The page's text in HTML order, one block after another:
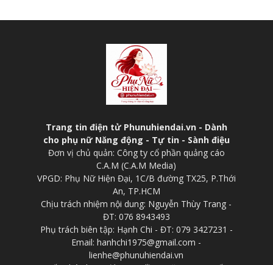
Trang tin điện tử Phunuhiendai.vn - Dành
cho phụ nữ Năng động - Tự tin - Sành điệu
Đơn vị chủ quản: Công ty cổ phần quảng cáo
C.A.M (C.A.M Media)
VPGD: Phụ Nữ Hiện Đại, 1C/B đường TX25, P.Thới
An, TP.HCM
Chịu trách nhiệm nội dung: Nguyễn Thùy Trang -
ĐT: 076 8943493
Phụ trách biên tập: Hạnh Chi - ĐT: 079 3427231 -
Email: hanhchi1975@gmail.com -
lienhe@phunuhiendai.vn